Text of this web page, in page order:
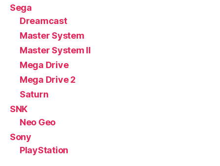
Sega
Dreamcast
Master System
Master System II
Mega Drive
Mega Drive 2
Saturn
SNK
Neo Geo
Sony
PlayStation